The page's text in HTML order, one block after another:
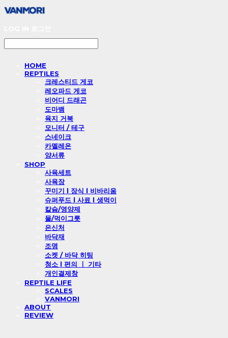
HOME
REPTILES
크레스티드 게코
레오파드 게코
비어디 드래곤
도마뱀
육지 거북
모니터 / 테구
스네이크
카멜레온
양서류
SHOP
사육세트
사육장
꾸미기 l 장식 l 비바리움
슈퍼푸드 l 사료 l 생먹이
칼슘/영양제
물/먹이그릇
은신처
바닥재
조명
소켓 / 바닥 히팅
청소 l 편의 ㅣ 기타
개인결제창
REPTILE LIFE
SCALES
VANMORI
ABOUT
REVIEW